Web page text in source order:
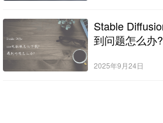
Stable
到问题怎么办?
2025年9月24日